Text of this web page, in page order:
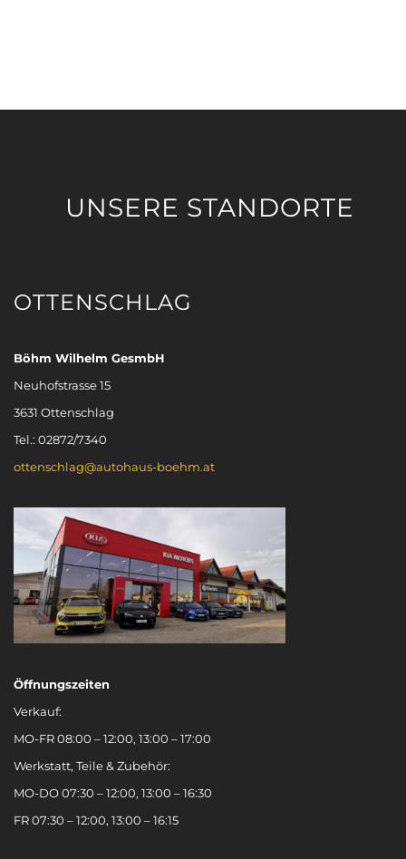
UNSERE STANDORTE
OTTENSCHLAG
Böhm Wilhelm GesmbH
Neuhofstrasse 15
3631 Ottenschlag
Tel.: 02872/7340
ottenschlag@autohaus-boehm.at
Öffnungszeiten
Verkauf:
MO-FR 08:00 – 12:00, 13:00 – 17:00
Werkstatt, Teile & Zubehör:
MO-DO 07:30 – 12:00, 13:00 – 16:30
FR 07:30 – 12:00, 13:00 – 16:15